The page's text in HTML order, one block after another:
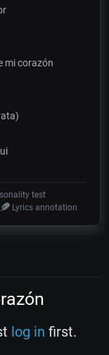
mi corazón
test
Lyrics annotation
log in first.